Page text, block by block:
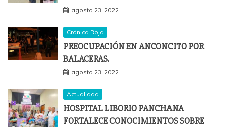
agosto 23, 2022
Crónica Roja
PREOCUPACIÓN EN ANCONCITO POR
BALACERAS.
agosto 23, 2022
Actualidad
HOSPITAL LIBORIO PANCHANA
FORTALECE CONOCIMIENTOS SOBRE